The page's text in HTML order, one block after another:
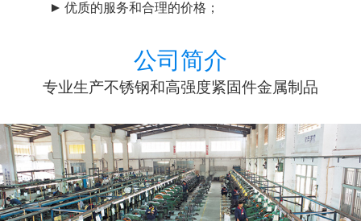
优质的服务和合理的价格；
公司简介
专业生产不锈钢和高强度紧固件金属制品